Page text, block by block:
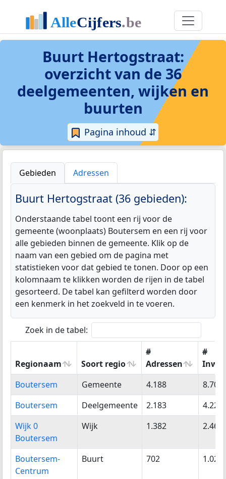
Buurt Hertogstraat:
overzicht van de 36
deelgemeenten, wijken en
buurten
Pagina inhoud ⇵
Gebieden Adressen
Buurt Hertogstraat (36 gebieden):
Onderstaande tabel toont een rij voor de
gemeente (woonplaats) Boutersem en een rij voor
alle gebieden binnen de gemeente. Klik op de
naam van een gebied om de pagina met
statistieken voor dat gebied te tonen. Door op een
kolomnaam te klikken worden de rijen in de tabel
gesorteerd. De tabel kan gefilterd worden door
een kenmerk in het zoekveld in te voeren.
Zoek in de tabel:
Regionaam Soort regio
#
Adressen
#
Regionaam
Soort regio
#
Adressen
#
Boutersem Gemeente 4.188
8.709
Boutersem
Deelgemeente 2.183
4.228
Wijk 0
Boutersem
Wijk 1.382 2.465
Boutersem-
Centrum
Buurt 702 1.025